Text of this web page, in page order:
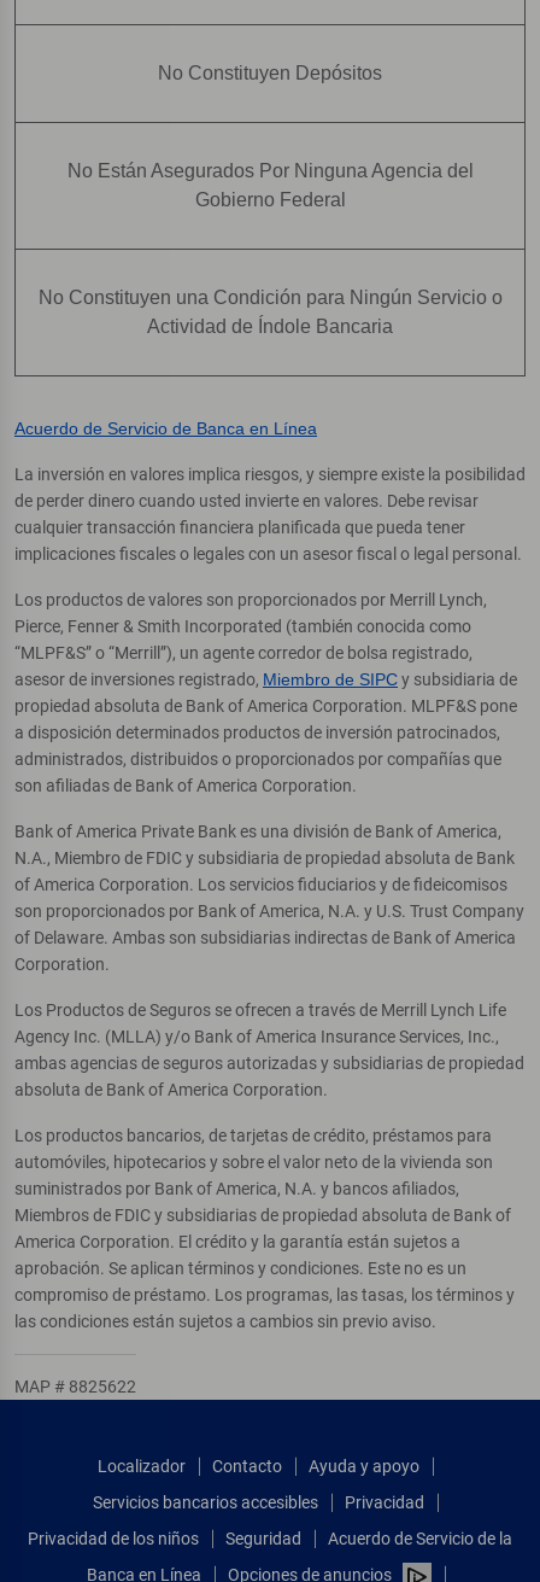
No Constituyen Depósitos
No Están Asegurados Por Ninguna Agencia del
Gobierno Federal
No Constituyen una Condición para Ningún Servicio o
Actividad de Índole Bancaria
Acuerdo de Servicio de Banca en Línea
La inversión en valores implica riesgos, y siempre existe la posibilidad
de perder dinero cuando usted invierte en valores. Debe revisar
cualquier transacción financiera planificada que pueda tener
implicaciones fiscales o legales con un asesor fiscal o legal personal.
Los productos de valores son proporcionados por Merrill Lynch,
Pierce, Fenner & Smith Incorporated (también conocida como
“MLPF&S” o “Merrill”), un agente corredor de bolsa registrado,
asesor de inversiones registrado, Miembro de SIPCy subsidiaria de
propiedad absoluta de Bank of America Corporation. MLPF&S pone
a disposición determinados productos de inversión patrocinados,
administrados, distribuidos o proporcionados por compañías que
son afiliadas de Bank of America Corporation.
Bank of America Private Bank es una división de Bank of America,
N.A., Miembro de FDIC y subsidiaria de propiedad absoluta de Bank
of America Corporation. Los servicios fiduciarios y de fideicomisos
son proporcionados por Bank of America, N.A. y U.S. Trust Company
of Delaware. Ambas son subsidiarias indirectas de Bank of America
Corporation.
Los Productos de Seguros se ofrecen a través de Merrill Lynch Life
Agency Inc. (MLLA) y/o Bank of America Insurance Services, Inc.,
ambas agencias de seguros autorizadas y subsidiarias de propiedad
absoluta de Bank of America Corporation.
Los productos bancarios, de tarjetas de crédito, préstamos para
automóviles, hipotecarios y sobre el valor neto de la vivienda son
suministrados por Bank of America, N.A. y bancos afiliados,
Miembros de FDIC y subsidiarias de propiedad absoluta de Bank of
America Corporation. El crédito y la garantía están sujetos a
aprobación. Se aplican términos y condiciones. Este no es un
compromiso de préstamo. Los programas, las tasas, los términos y
las condiciones están sujetos a cambios sin previo aviso.
MAP # 8825622
Localizador Contacto
Ayuda y apoyo
Servicios bancarios accesibles
Privacidad
Privacidad de los niños
Seguridad
Acuerdo de Servicio de la
Banca en Línea
Opciones de anuncios